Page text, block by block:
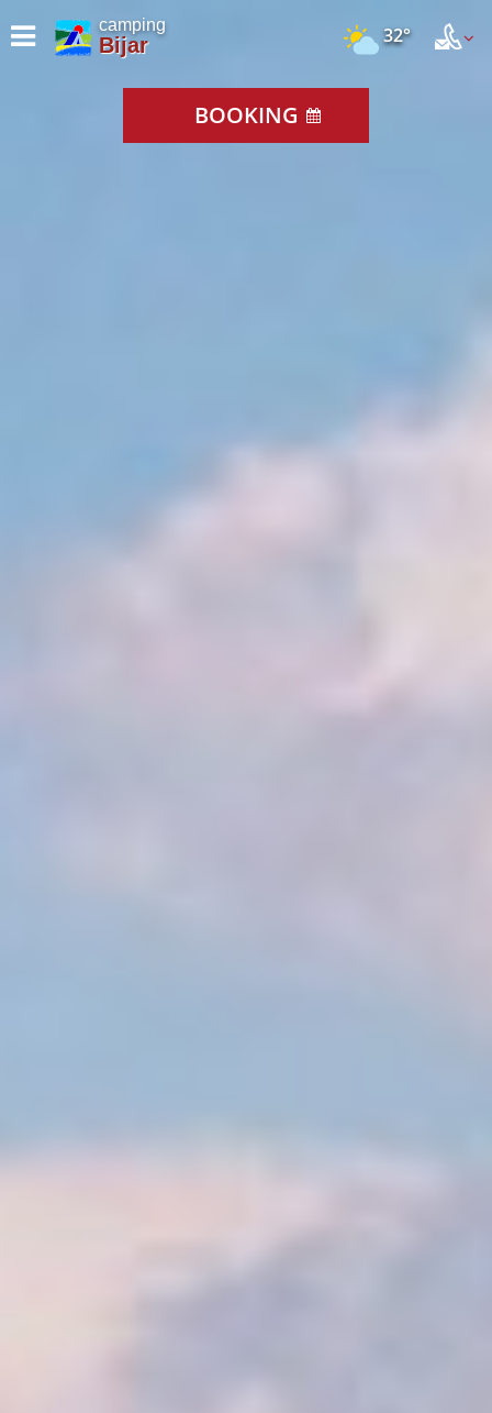
camping
Bijar 32°
BOOKING